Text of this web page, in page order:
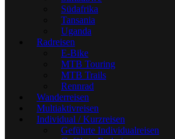
Südafrika
Tansania
Uganda
Radreisen
E-Bike
MTB Touring
MTB Trails
Rennrad
Wanderreisen
Multiaktivreisen
Individual / Kurzreisen
Geführte Individualreisen